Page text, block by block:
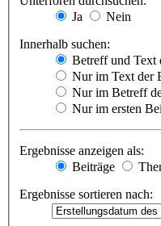
Ja
Nein
Innerhalb suchen:
Betreff und Text
Nur im Text der
Nur im Betreff
Nur im ersten
Ergebnisse anzeigen als:
Beiträge
Ergebnisse sortieren nach: